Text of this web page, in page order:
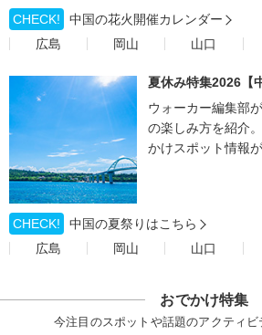
CHECK!
中国の花火開催カレンダー
広島
岡山 山口
夏休み特集2026【
ウォーカー編集部
の楽しみ方を紹介
かけスポット情報
CHECK!
中国の夏祭りはこちら
広島
岡山 山口
おでかけ特集
今注目のスポットや話題のアクティ